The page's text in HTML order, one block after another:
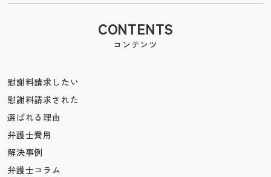
CONTENTS
コンテンツ
慰謝料請求したい
慰謝料請求された
選ばれる理由
弁護士費用
解決事例
弁護士コラム